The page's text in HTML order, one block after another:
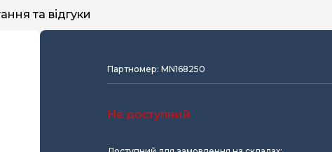
та відгуки
Партномер: MN168250
Не доступний